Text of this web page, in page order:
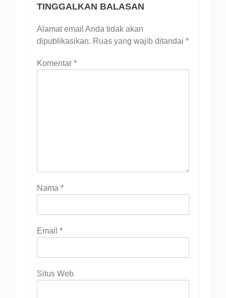
TINGGALKAN BALASAN
Alamat email Anda tidak akan
dipublikasikan. Ruas yang wajib ditandai *
Komentar *
Nama *
Email *
Situs Web